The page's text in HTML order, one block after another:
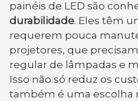
painéis de LED são
durabilidade. Eles têm
requerem pouca
projetores, que
regular de lâmpadas e
Isso não só reduz os
também é uma escolha